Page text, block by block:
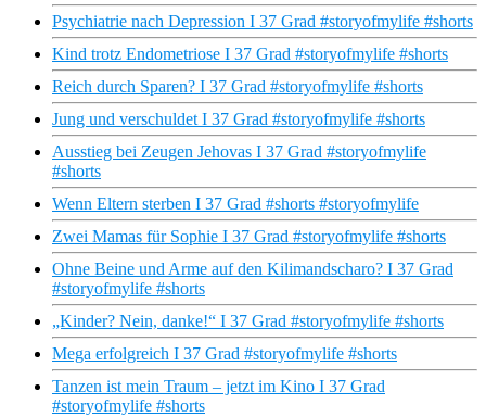
Psychiatrie nach Depression I 37 Grad #storyofmylife #shorts
Kind trotz Endometriose I 37 Grad #storyofmylife #shorts
Reich durch Sparen? I 37 Grad #storyofmylife #shorts
Jung und verschuldet I 37 Grad #storyofmylife #shorts
Ausstieg bei Zeugen Jehovas I 37 Grad #storyofmylife
#shorts
Wenn Eltern sterben I 37 Grad #shorts #storyofmylife
Zwei Mamas für Sophie I 37 Grad #storyofmylife #shorts
Ohne Beine und Arme auf den Kilimandscharo? I 37 Grad
#storyofmylife #shorts
„Kinder? Nein, danke!“ I 37 Grad #storyofmylife #shorts
Mega erfolgreich I 37 Grad #storyofmylife #shorts
Tanzen ist mein Traum – jetzt im Kino I 37 Grad
#storyofmylife #shorts